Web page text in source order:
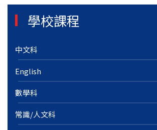
學校課程
中文科
English
數學科
常識/人文科